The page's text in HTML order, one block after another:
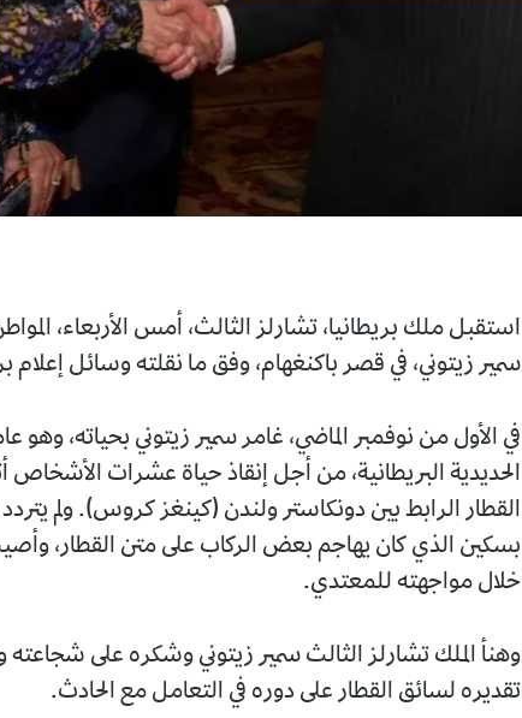
استقبل ملك بريطانيا، تشارلز الثالث، أمس الأربعاء، المواطن
سمير زيتوني، في قصر باكنغهام، وفق ما نقلته وسائل إعلام
في الأول من نوفمبر الماضي، غامر سمير زيتوني بحياته،
الحديدية البريطانية، من أجل إنقاذ حياة عشرات
القطار الرابط بين دونكاستر ولندن (كينغز كروس). ولم
بسكين الذي كان يهاجم بعض الركاب على متن القطار،
خلال مواجهته للمعتدي.
وهنأ الملك تشارلز الثالث سمير زيتوني وشكره على شجاعته
تقديره لسائق القطار على دوره في التعامل مع الحادث.